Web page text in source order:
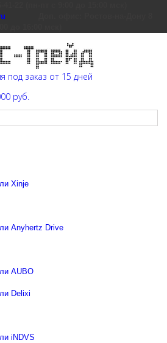
под заказ от 15 дней
руб.
Xinje
Anyhertz Drive
AUBO
Delixi
iNDVS